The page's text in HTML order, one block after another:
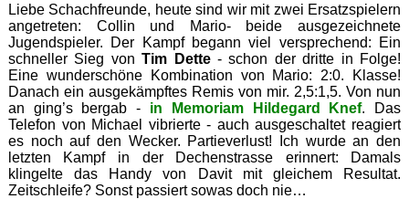
Liebe Schachfreunde, heute sind wir mit zwei Ersatzspielern
angetreten: Collin und Mario- beide ausgezeichnete
Jugendspieler. Der Kampf begann viel versprechend: Ein
schneller Sieg vonTim Dette- schon der dritte in Folge!
Eine wunderschöne Kombination von Mario: 2:0. Klasse!
Danach ein ausgekämpftes Remis von mir. 2,5:1,5. Von nun
an ging’s bergab - in Memoriam Hildegard Knef. Das
Telefon von Michael vibrierte - auch ausgeschaltet reagiert
es noch auf den Wecker. Partieverlust! Ich wurde an den
letzten Kampf in der Dechenstrasse erinnert: Damals
klingelte das Handy von Davit mit gleichem Resultat.
Zeitschleife? Sonst passiert sowas doch nie…